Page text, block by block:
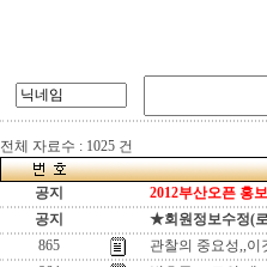
전체 자료수 : 1025 건
공지
2012부산오픈 홍
공지
★회원정보수정(
865
관찰의 중요성,,이